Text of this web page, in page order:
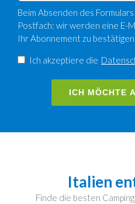
Beim Absenden des
Postfach: wir werden eine E-
Ihr Abonnement zu bestätigen
Ich akzeptiere die
ICH MÖCHTE
Italien
Finde die besten